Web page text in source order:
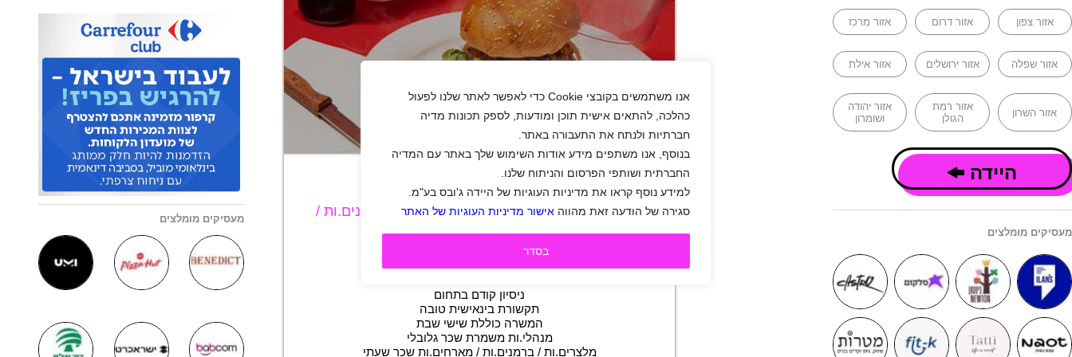
אנו משתמשים בקובצי Cookie כדי לאפשר לאתר שלנו לפעול
כהלכה, להתאים אישית תוכן ומודעות, לספק תכונות מדיה
חברתיות ולנתח את התעבורה באתר.
בנוסף, אנו משתפים מידע אודות השימוש שלך באתר עם המדיה
החברתית ושותפי הפרסום והניתוח שלנו.
למידע נוסף קראו את מדיניות העוגיות של היידה ג'ובס בע"מ.
סגירה של הודעה זאת מהווה אישור מדיניות העוגיות של האתר
בסדר
אזור צפון אזור דרום אזור מרכז
אזור שפלה אזור ירושלים אזור אילת
אזור השרון
אזור רמת
הגולן
אזור יהודה
ושומרון
היידה
מעסיקים מומלצים
+
דרושים.ות מנהלי.ות משמרת / מלצרים.ות / ברמנים.ות /
|גיל 19 ומעלה
ניסיון קודם בתחום
תקשורת בינאישית טובה
המשרה כוללת שישי שבת
מנהלי.ות משמרת שכר גלובלי
מלצרים.ות / ברמנים.ות / מארחים.ות שכר שעתי
מעסיקים מומלצים